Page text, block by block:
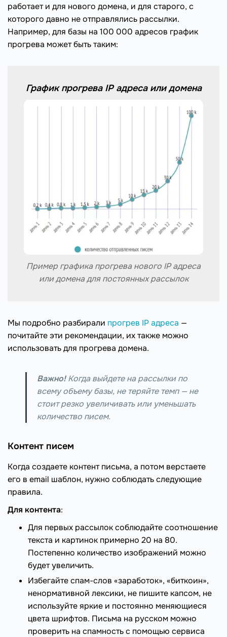
работает и для нового домена, и для старого, с
которого давно не отправлялись рассылки.
Например, для базы на 100 000 адресов график
прогрева может быть таким:
График прогрева IP адреса или домена
Пример графика прогрева нового IP адреса
или домена для постоянных рассылок
Мы подробно разбирали прогрев IP адреса —
почитайте эти рекомендации, их также можно
использовать для прогрева домена.
Важно!Когда выйдете на рассылки по
всему объему базы, не теряйте темп — не
стоит резко увеличивать или уменьшать
количество писем.
Контент писем
Когда создаете контент письма, а потом верстаете
его в email шаблон, нужно соблюдать следующие
правила.
Для контента:
Для первых рассылок соблюдайте соотношение
текста и картинок примерно 20 на 80.
Постепенно количество изображений можно
будет увеличить.
Избегайте спам-слов «заработок», «биткоин»,
ненормативной лексики, не пишите капсом, не
используйте яркие и постоянно меняющиеся
цвета шрифтов. Письма на русском можно
проверить на спамность с помощью сервиса